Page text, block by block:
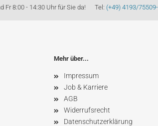
Fr 8:00 - 14:30 Uhr für Sie da! Tel: (+49) 4193/
Mehr über...
Impressum
Job & Karriere
AGB
Widerrufsrecht
Datenschutzerklärung